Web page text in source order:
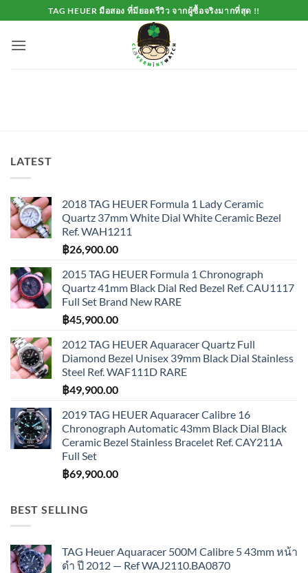
to
content
TAG HEUER มือสอง ที่มียอดรีวิว จากผู้ซื้อจริงมากที่สุด !!
LATEST
2018 TAG HEUER Formula 1 Lady Ceramic
Quartz 37mm White Dial White Ceramic Bezel
Ref. WAH1211
฿26,900.00
2015 TAG HEUER Formula 1 Chronograph
Quartz 41mm Black Dial Red Bezel Ref. CAU1117
Full Set Brand New RARE
฿45,900.00
2012 TAG HEUER Aquaracer Quartz Full
Diamond Bezel Unisex 39mm Black Dial Stainless
Steel Ref. WAF111D RARE
฿49,900.00
2019 TAG HEUER Aquaracer Calibre 16
Chronograph Automatic 43mm Black Dial Black
Ceramic Bezel Stainless Bracelet Ref. CAY211A
Full Set
฿69,900.00
BEST SELLING
TAG Heuer Aquaracer 500M Calibre 5 43mm หน้า
ดำ ปี 2012 — Ref WAJ2110.BA0870